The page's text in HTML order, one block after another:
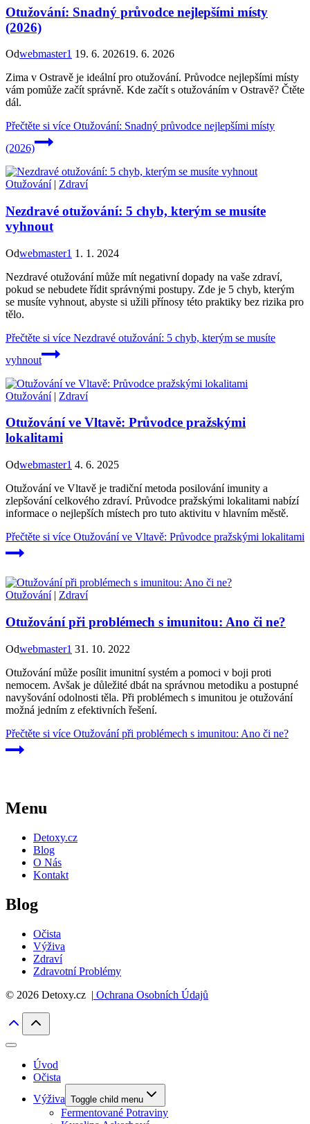
Otužování: Snadný průvodce nejlepšími místy
(2026)
Odwebmaster1 19. 6. 202619. 6. 2026
Zima v Ostravě je ideální pro otužování. Průvodce nejlepšími místy
vám pomůže začít správně. Kde začít s otužováním v Ostravě? Čtěte
dál.
Přečtěte si více Otužování: Snadný průvodce nejlepšími místy
(2026)
Otužování| Zdraví
Nezdravé otužování: 5 chyb, kterým se musíte
vyhnout
Odwebmaster1 1. 1. 2024
Nezdravé otužování může mít negativní dopady na vaše zdraví,
pokud se nebudete řídit správnými postupy. Zde je 5 chyb, kterým
se musíte vyhnout, abyste si užili přínosy této praktiky bez rizika pro
tělo.
Přečtěte si více Nezdravé otužování: 5 chyb, kterým se musíte
vyhnout
Otužování| Zdraví
Otužování ve Vltavě: Průvodce pražskými
lokalitami
Odwebmaster1 4. 6. 2025
Otužování ve Vltavě je tradiční metoda posilování imunity a
zlepšování celkového zdraví. Průvodce pražskými lokalitami nabízí
informace o nejlepších místech pro tuto aktivitu v hlavním městě.
Přečtěte si více Otužování ve Vltavě: Průvodce pražskými lokalitami
Otužování| Zdraví
Otužování při problémech s imunitou: Ano či ne?
Odwebmaster1 31. 10. 2022
Otužování může posílit imunitní systém a pomoci v boji proti
nemocem. Avšak je důležité dbát na správnou metodiku a postupné
navyšování odolnosti těla. Při problémech s imunitou je otužování
možná jedním z efektivních řešení.
Přečtěte si více Otužování při problémech s imunitou: Ano či ne?
Menu
Detoxy.cz
Blog
O Nás
Kontakt
Blog
Očista
Výživa
Zdraví
Zdravotní Problémy
© 2026 Detoxy.cz | Ochrana Osobních Údajů
Úvod
Očista
Výživa Toggle child menu
Fermentované Potraviny